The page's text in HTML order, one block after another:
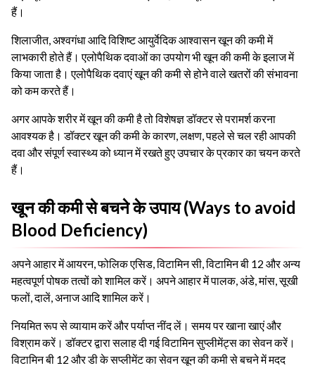
हैं।
शिलाजीत, अश्वगंधा आदि विशिष्ट आयुर्वेदिक आश्वासन खून की कमी में
लाभकारी होते हैं। एलोपैथिक दवाओं का उपयोग भी खून की कमी के इलाज में
किया जाता है। एलोपैथिक दवाएं खून की कमी से होने वाले खतरों की संभावना
को कम करते हैं।
अगर आपके शरीर में खून की कमी है तो विशेषज्ञ डॉक्टर से परामर्श करना
आवश्यक है। डॉक्टर खून की कमी के कारण, लक्षण, पहले से चल रही आपकी
दवा और संपूर्ण स्वास्थ्य को ध्यान में रखते हुए उपचार के प्रकार का चयन करते
हैं।
खून की कमी से बचने के उपाय (Ways to avoid
Blood Deficiency)
अपने आहार में आयरन, फोलिक एसिड, विटामिन सी, विटामिन बी 12 और अन्य
महत्वपूर्ण पोषक तत्वों को शामिल करें। अपने आहार में पालक, अंडे, मांस, सूखी
फलों, दालें, अनाज आदि शामिल करें।
नियमित रूप से व्यायाम करें और पर्याप्त नींद लें। समय पर खाना खाएं और
विश्राम करें। डॉक्टर द्वारा सलाह दी गई विटामिन सुप्लीमेंट्स का सेवन करें।
विटामिन बी 12 और डी के सप्लीमेंट का सेवन खून की कमी से बचने में मदद